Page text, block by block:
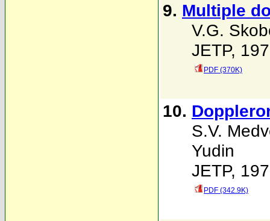
9. Multiple
V.G.
JETP,
PDF (370K)
10.
S.V.
Yudin
JETP,
PDF (342.9K)